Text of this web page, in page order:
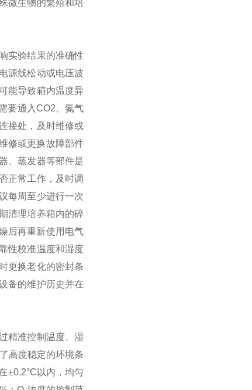
微生物的繁殖和培
实验结果的准确性
源线松动或电压波
能导致箱内温度异
要通入CO2、氮气
接处，及时维修或
修或更换故障部件‌
、蒸发器等部件是
正常工作，及时调
每周至少进行一次
清理培养箱内的碎
后再重新使用‌ ‌电气
性‌‌校准温度和湿度
更换老化的密封条
备的维护历史并在
精准控制温度、湿
高度稳定的环境条
±0.2°C以内，均匀